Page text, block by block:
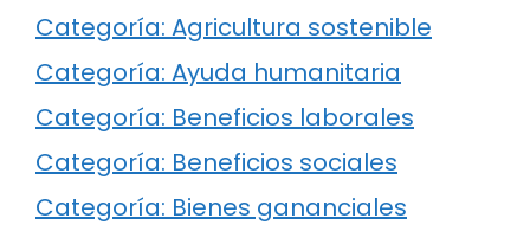
Categoría: Agricultura sostenible
Categoría: Ayuda humanitaria
Categoría: Beneficios laborales
Categoría: Beneficios sociales
Categoría: Bienes gananciales